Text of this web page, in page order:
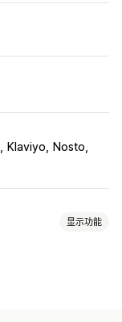
Klaviyo
Nosto
显示功能